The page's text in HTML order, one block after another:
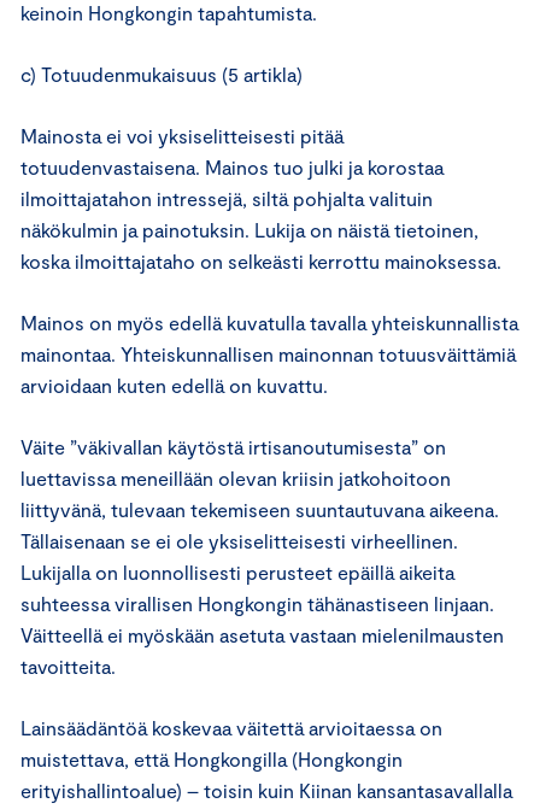
keinoin Hongkongin tapahtumista.
c) Totuudenmukaisuus (5 artikla)
Mainosta ei voi yksiselitteisesti pitää
totuudenvastaisena. Mainos tuo julki ja korostaa
ilmoittajatahon intressejä, siltä pohjalta valituin
näkökulmin ja painotuksin. Lukija on näistä tietoinen,
koska ilmoittajataho on selkeästi kerrottu mainoksessa.
Mainos on myös edellä kuvatulla tavalla yhteiskunnallista
mainontaa. Yhteiskunnallisen mainonnan totuusväittämiä
arvioidaan kuten edellä on kuvattu.
Väite ”väkivallan käytöstä irtisanoutumisesta” on
luettavissa meneillään olevan kriisin jatkohoitoon
liittyvänä, tulevaan tekemiseen suuntautuvana aikeena.
Tällaisenaan se ei ole yksiselitteisesti virheellinen.
Lukijalla on luonnollisesti perusteet epäillä aikeita
suhteessa virallisen Hongkongin tähänastiseen linjaan.
Väitteellä ei myöskään asetuta vastaan mielenilmausten
tavoitteita.
Lainsäädäntöä koskevaa väitettä arvioitaessa on
muistettava, että Hongkongilla (Hongkongin
erityishallintoalue) – toisin kuin Kiinan kansantasavallalla